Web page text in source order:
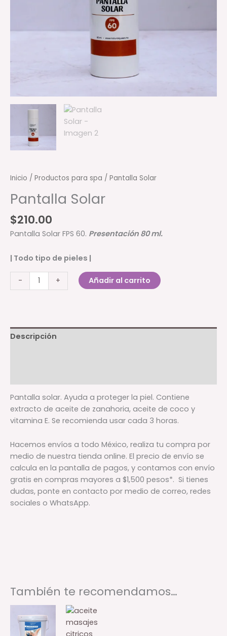
Inicio / Productos para spa / Pantalla Solar
Pantalla Solar
$210.00
Pantalla Solar FPS 60. Presentación 80 ml.
| Todo tipo de pieles |
-
Pantalla
Solar
+ Añadir al carrito
Descripción
Pantalla solar. Ayuda a proteger la piel. Contiene
extracto de aceite de zanahoria, aceite de coco y
vitamina E. Se recomienda usar cada 3 horas.
Hacemos envíos a todo México, realiza tu compra por
medio de nuestra tienda online. El precio de envío se
calcula en la pantalla de pagos, y contamos con envío
gratis en compras mayores a $1,500 pesos*. Si tienes
dudas, ponte en contacto por medio de correo, redes
sociales o WhatsApp.
También te recomendamos…